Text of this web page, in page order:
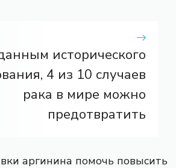
исторического
4 из 10 случаев
рака в мире можно
предотвратить